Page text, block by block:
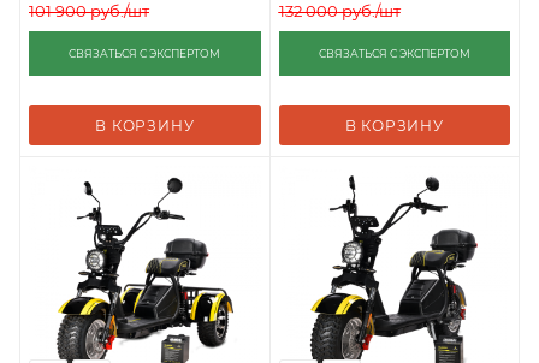
101 900руб./шт
СВЯЗАТЬСЯ С ЭКСПЕРТОМ
В КОРЗИНУ
132 000руб./шт
СВЯЗАТЬСЯ С ЭКСПЕРТОМ
В КОРЗИНУ